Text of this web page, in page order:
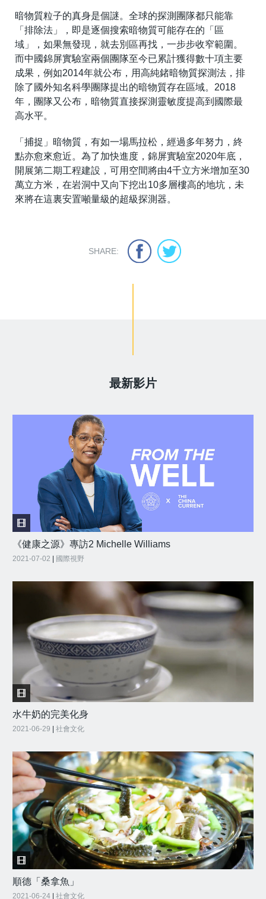
暗物質粒子的真身是個謎。全球的探測團隊都只能靠
「排除法」，即是逐個搜索暗物質可能存在的「區
域」，如果無發現，就去別區再找，一步步收窄範圍。
而中國錦屏實驗室兩個團隊至今已累計獲得數十項主要
成果，例如2014年就公布，用高純鍺暗物質探測法，排
除了國外知名科學團隊提出的暗物質存在區域。2018
年，團隊又公布，暗物質直接探測靈敏度提高到國際最
高水平。
「捕捉」暗物質，有如一場馬拉松，經過多年努力，終
點亦愈來愈近。為了加快進度，錦屏實驗室2020年底，
開展第二期工程建設，可用空間將由4千立方米增加至30
萬立方米，在岩洞中又向下挖出10多層樓高的地坑，未
來將在這裏安置噸量級的超級探測器。
SHARE:
最新影片
《健康之源》專訪2 Michelle Williams
2021-07-02 國際視野
水牛奶的完美化身
2021-06-29 社會文化
順德「桑拿魚」
2021-06-24 | 社會文化